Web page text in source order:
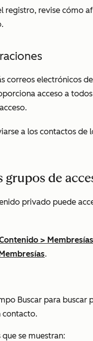
registro, revise cómo
correos electrónicos
acceso a
a los contactos de
grupos de
privado puede
> Membresías
.
Buscar para buscar
contacto.
que se muestran: